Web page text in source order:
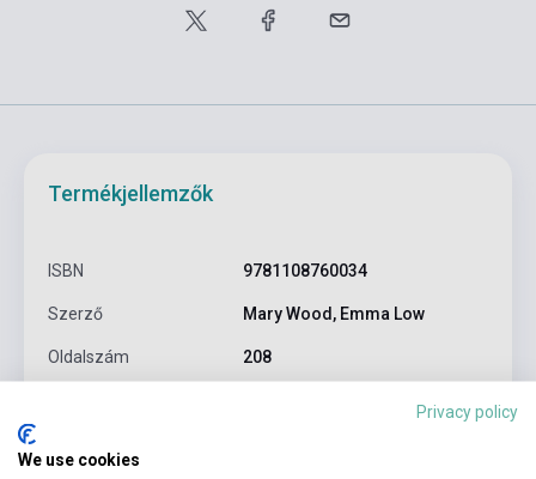
Termékjellemzők
ISBN 9781108760034
Szerző Mary Wood, Emma Low
Oldalszám 208
Kiadó
Privacy policy
We use cookies